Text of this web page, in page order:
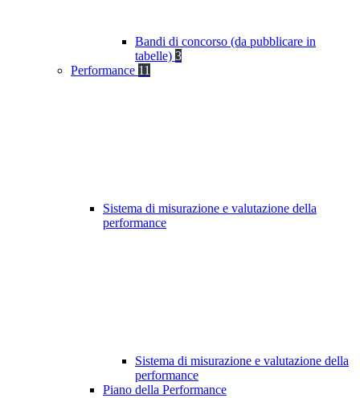
Bandi di concorso (da pubblicare in
tabelle) 3
Performance 11
Sistema di misurazione e valutazione della
performance
Sistema di misurazione e valutazione della
performance
Piano della Performance